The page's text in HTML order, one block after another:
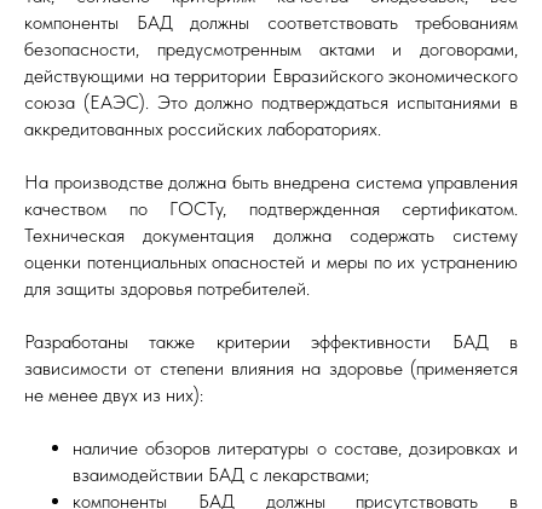
компоненты БАД должны соответствовать требованиям
безопасности, предусмотренным актами и договорами,
действующими на территории Евразийского экономического
союза (ЕАЭС). Это должно подтверждаться испытаниями в
аккредитованных российских лабораториях.
На производстве должна быть внедрена система управления
качеством по ГОСТу, подтвержденная сертификатом.
Техническая документация должна содержать систему
оценки потенциальных опасностей и меры по их устранению
для защиты здоровья потребителей.
Разработаны также критерии эффективности БАД ‎в
зависимости от степени влияния на здоровье (применяется
не менее двух из них):
наличие обзоров литературы о составе, дозировках и
взаимодействии БАД с лекарствами;
компоненты БАД должны присутствовать в